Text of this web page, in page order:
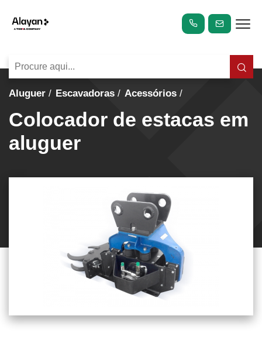
Aluguer Escavadoras Acessórios
Colocador de estacas em
aluguer